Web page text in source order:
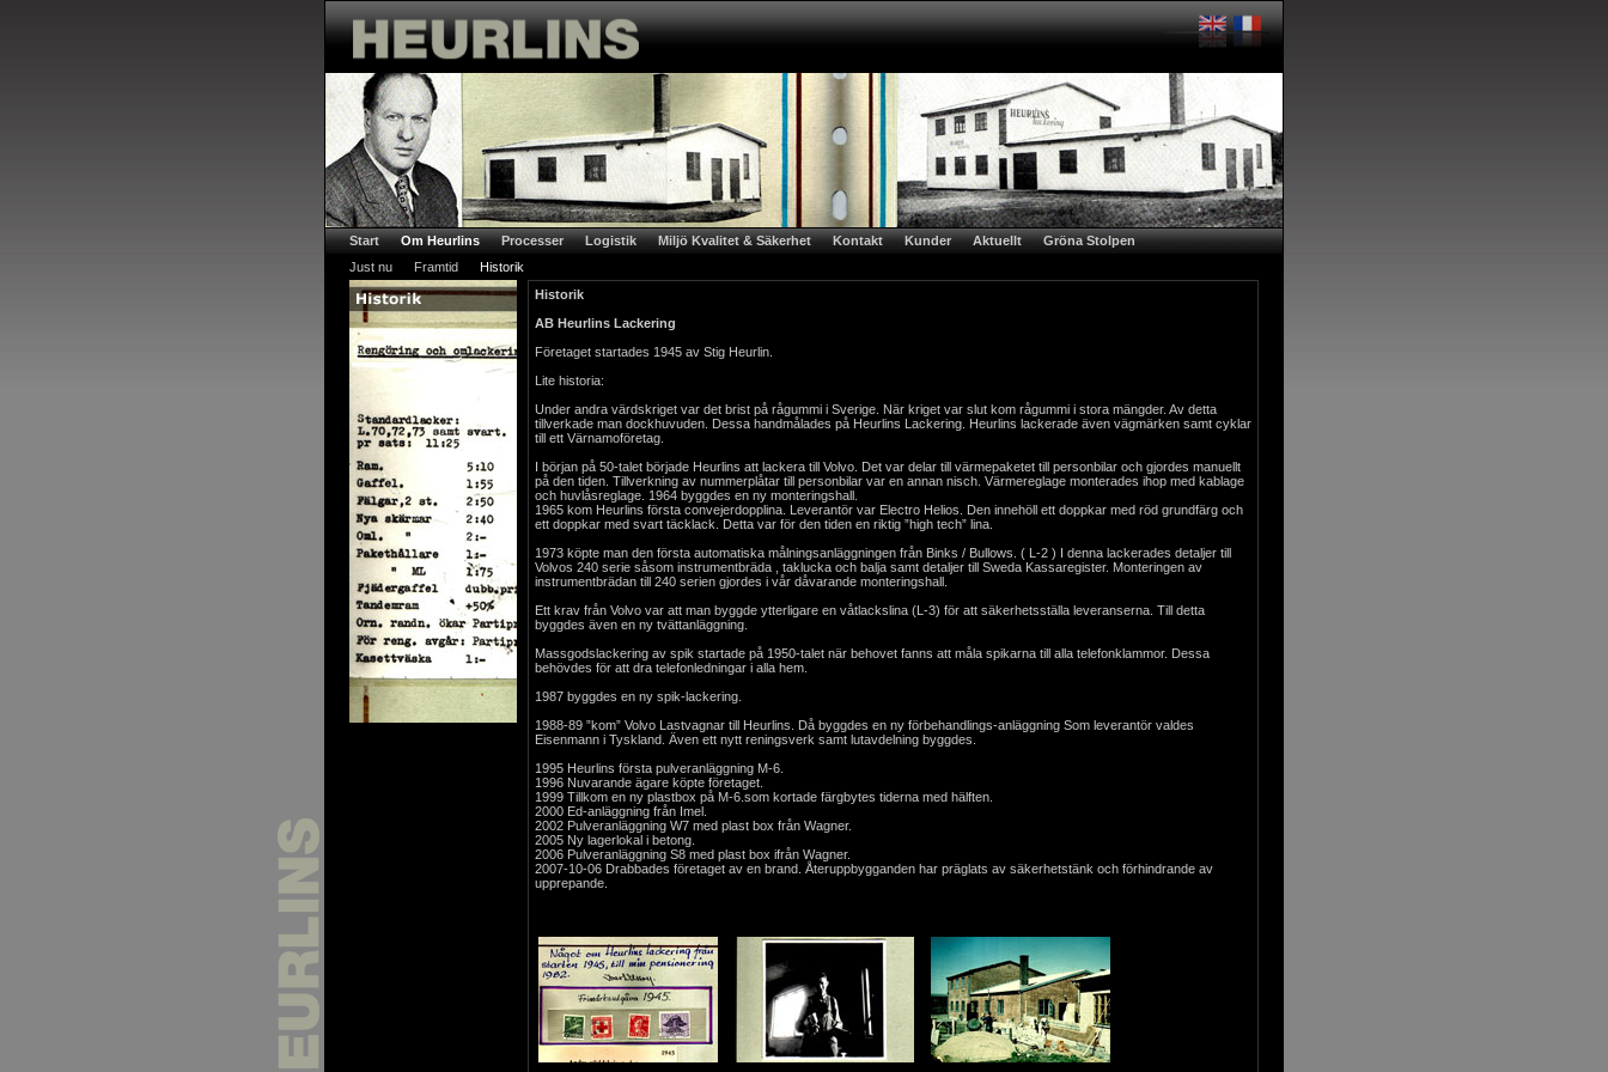
Start Om Heurlins Processer Logistik Miljö Kvalitet & Säkerhet Kontakt Kunder Aktuellt
Gröna Stolpen
Just nu
Framtid
Historik
Historik
AB Heurlins Lackering
Företaget startades 1945 av Stig Heurlin.
Lite historia:
Under andra värdskriget var det brist på rågummi i Sverige. När kriget var slut kom rågummi i stora mängder. Av detta
tillverkade man dockhuvuden. Dessa handmålades på Heurlins Lackering. Heurlins lackerade även vägmärken samt cyklar
till ett Värnamoföretag.
I början på 50-talet började Heurlins att lackera till Volvo. Det var delar till värmepaketet till personbilar och gjordes manuellt
på den tiden. Tillverkning av nummerplåtar till personbilar var en annan nisch. Värmereglage monterades ihop med kablage
och huvlåsreglage. 1964 byggdes en ny monteringshall.
1965 kom Heurlins första convejerdopplina. Leverantör var Electro Helios. Den innehöll ett doppkar med röd grundfärg och
ett doppkar med svart täcklack. Detta var för den tiden en riktig ”high tech” lina.
1973 köpte man den första automatiska målningsanläggningen från Binks / Bullows. ( L-2 ) I denna lackerades detaljer till
Volvos 240 serie såsom instrumentbräda , taklucka och balja samt detaljer till Sweda Kassaregister. Monteringen av
instrumentbrädan till 240 serien gjordes i vår dåvarande monteringshall.
Ett krav från Volvo var att man byggde ytterligare en våtlackslina (L-3) för att säkerhetsställa leveranserna. Till detta
byggdes även en ny tvättanläggning.
Massgodslackering av spik startade på 1950-talet när behovet fanns att måla spikarna till alla telefonklammor. Dessa
behövdes för att dra telefonledningar i alla hem.
1987 byggdes en ny spik-lackering.
1988-89 ”kom” Volvo Lastvagnar till Heurlins. Då byggdes en ny förbehandlings-anläggning Som leverantör valdes
Eisenmann i Tyskland. Även ett nytt reningsverk samt lutavdelning byggdes.
1995 Heurlins första pulveranläggning M-6.
1996 Nuvarande ägare köpte företaget.
1999 Tillkom en ny plastbox på M-6.som kortade färgbytes tiderna med hälften.
2000 Ed-anläggning från Imel.
2002 Pulveranläggning W7 med plast box från Wagner.
2005 Ny lagerlokal i betong.
2006 Pulveranläggning S8 med plast box ifrån Wagner.
2007-10-06 Drabbades företaget av en brand. Återuppbygganden har präglats av säkerhetstänk och förhindrande av
upprepande.